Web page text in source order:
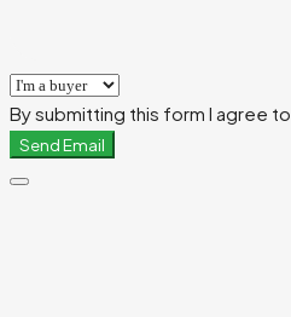
By submitting this form I agree to
Send Email